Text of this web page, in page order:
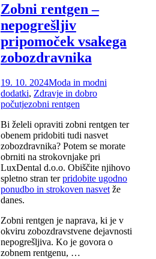
Zobni rentgen –
nepogrešljiv
pripomoček vsakega
zobozdravnika
19. 10. 2024Moda in modni
dodatki, Zdravje in dobro
počutjezobni rentgen
Bi želeli opraviti zobni rentgen ter
obenem pridobiti tudi nasvet
zobozdravnika? Potem se morate
obrniti na strokovnjake pri
LuxDental d.o.o. Obiščite njihovo
spletno stran terpridobite ugodno
ponudbo in strokoven nasvetže
danes.
Zobni rentgen je naprava, ki je v
okviru zobozdravstvene dejavnosti
nepogrešljiva. Ko je govora o
zobnem rentgenu, …